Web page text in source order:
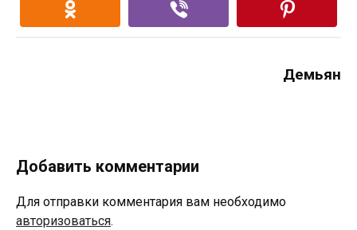
Демьян
Добавить комментарии
Для отправки комментария вам необходимо
авторизоваться.